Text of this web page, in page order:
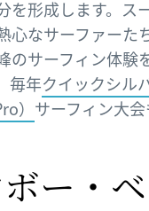
を形成します。ス
心なサーファーた
のサーフィン体験
毎年クイックシル
） サーフィン大
ー・